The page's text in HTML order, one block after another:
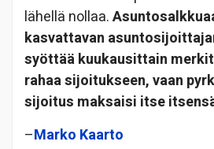
lähellä nollaa.
kasvattavan
syöttää kuukausittain
rahaa sijoitukseen, vaan
sijoitus maksaisi itse
–Marko Kaarto